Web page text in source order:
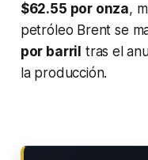
$62.55 por onza,
petróleo Brent se
por barril tras el
la producción.